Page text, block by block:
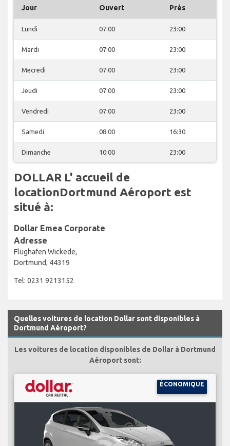
Jour Ouvert Près
Lundi 07:00 23:00
Mardi 07:00 23:00
Mecredi 07:00 23:00
Jeudi 07:00 23:00
Vendredi 07:00 23:00
Samedi 08:00 16:30
Dimanche 10:00 23:00
DOLLAR L' accueil de
locationDortmund Aéroport est
situé à:
Dollar Emea Corporate
Adresse
Flughafen Wickede,
Dortmund, 44319
Tel: 0231 9213152
Quelles voitures de location Dollar sont disponibles à
Dortmund Aéroport?
Les voitures de location disponibles de Dollar à Dortmund
Aéroport sont:
ÉCONOMIQUE